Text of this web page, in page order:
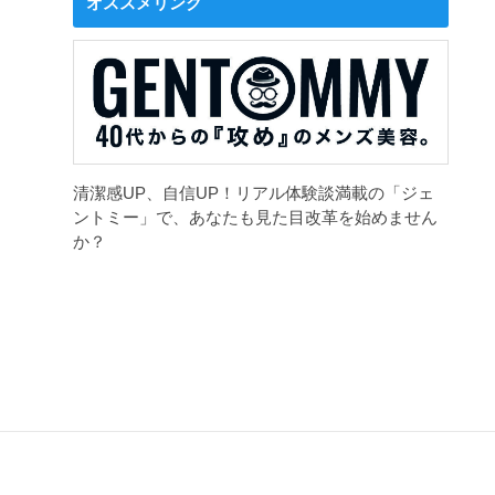
清潔感UP、自信UP！リアル体験談満載の「ジェ
ントミー」で、あなたも見た目改革を始めません
か？